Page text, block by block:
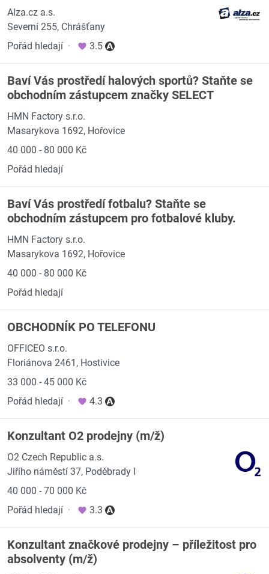
Alza.cz a.s.
Severní 255, Chrášťany
Pořád hledají · 3.5
Baví Vás prostředí halových sportů? Staňte se
obchodním zástupcem značky SELECT
HMN Factory s.r.o.
Masarykova 1692, Hořovice
40 000 - 80 000 Kč
Pořád hledají
Baví Vás prostředí fotbalu? Staňte se
obchodním zástupcem pro fotbalové kluby.
HMN Factory s.r.o.
Masarykova 1692, Hořovice
40 000 - 80 000 Kč
Pořád hledají
OBCHODNÍK PO TELEFONU
OFFICEO s.r.o.
Floriánova 2461, Hostivice
33 000 - 45 000 Kč
Pořád hledají · 4.3
Konzultant O2 prodejny (m/ž)
O2 Czech Republic a.s.
Jiřího náměstí 37, Poděbrady I
40 000 - 70 000 Kč
Pořád hledají · 3.3
Konzultant značkové prodejny – příležitost pro
absolventy (m/ž)